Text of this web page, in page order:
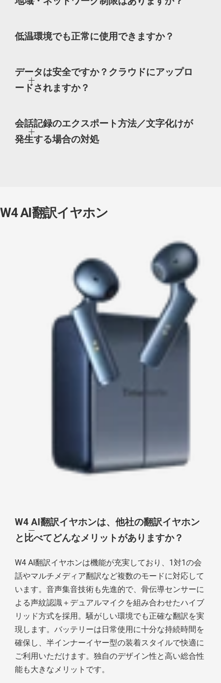
M3 言語翻
低温環境でも正常に使用できますか？
データは安全ですか？クラウドにアップロ
ードされますか？
会話記録のエクスポート方法／文字化けが
発生する場合の対処
W4 AI翻訳イヤホン
W4 AI翻訳イヤホンは、他社の翻訳イヤホン
と比べてどんなメリットがありますか？
W4 AI翻訳イヤホンは機能が充実しており、1対1の会
話やマルチメディア翻訳など複数のモードに対応して
います。音声集音技術も先進的で、骨伝導センサーに
よる声紋認識＋デュアルマイクを組み合わせたハイブ
リッド方式を採用。騒がしい環境でも正確な翻訳を実
現します。バッテリーは日常使用に十分な持続時間を
確保し、半インナーイヤー型の装着スタイルで快適に
ご利用いただけます。独自のデザイン性と高い総合性
能も大きなメリットです。